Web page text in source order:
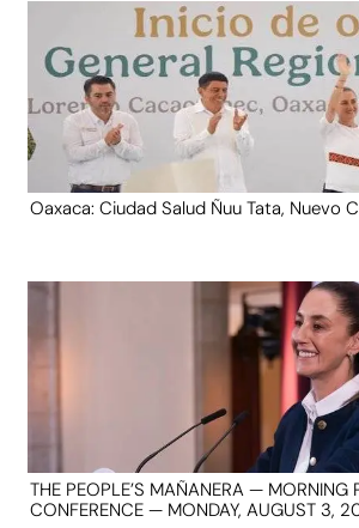
Oaxaca: Ciudad Salud Ñuu Tata, Nuevo
THE PEOPLE’S MAÑANERA — MORNING
CONFERENCE — MONDAY, AUGUST 3,